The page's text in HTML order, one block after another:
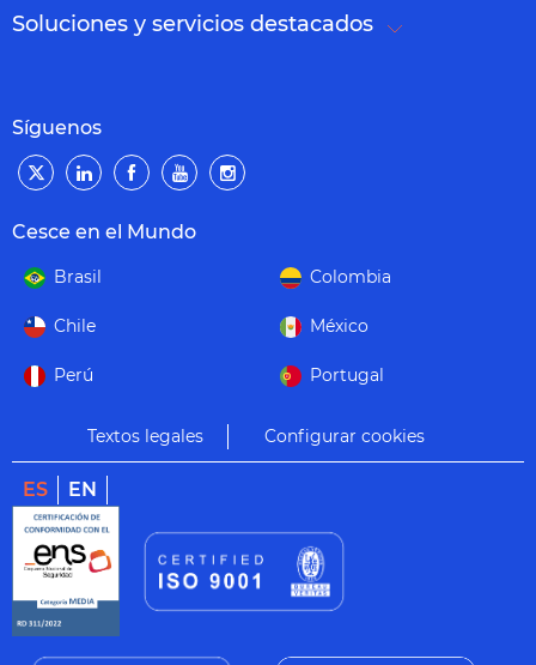
Soluciones y servicios destacados
Síguenos
Cesce en el Mundo
Brasil Colombia
Chile México
Perú Portugal
Textos legales Configurar cookies
ES EN